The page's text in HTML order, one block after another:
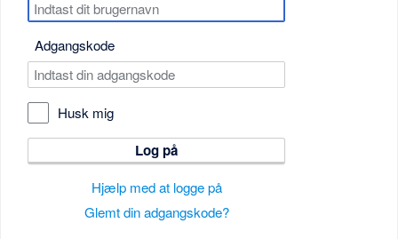
Adgangskode
Husk mig
Log på
Hjælp med at logge på
Glemt din adgangskode?